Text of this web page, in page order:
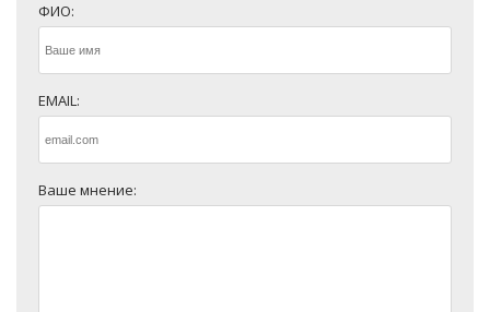
ФИО:
EMAIL:
Ваше мнение: